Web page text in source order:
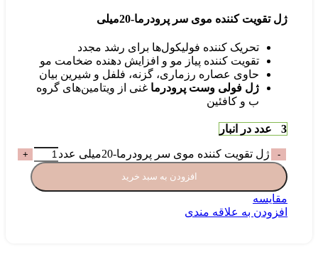
ژل تقویت کننده موی سر پرودرما-20میلی
تحریک کننده فولیکول‌ها برای رشد مجدد
تقویت کننده پیاز مو و افزایش دهنده ضخامت مو
حاوی عصاره رزماری، گزنه، فلفل و شیرین بیان
ژل فولی وست پرودرما غنی از ویتامین‌های گروه
ب و کافئین
3 عدد در انبار
ژل تقویت کننده موی سر پرودرما-20میلی عدد
افزودن به سبد خرید
مقایسه
افزودن به علاقه مندی